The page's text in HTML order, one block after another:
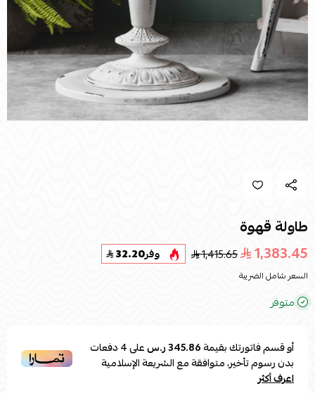
طاولة قهوة
1,383.45
1,415.65 وفر32.20
السعر شامل الضريبة
متوفر
أو قسم فاتورتك بقيمة345.86 ر.س على4دفعات
بدون رسوم تأخير، متوافقة مع الشريعة الإسلامية
اعرف أكثر